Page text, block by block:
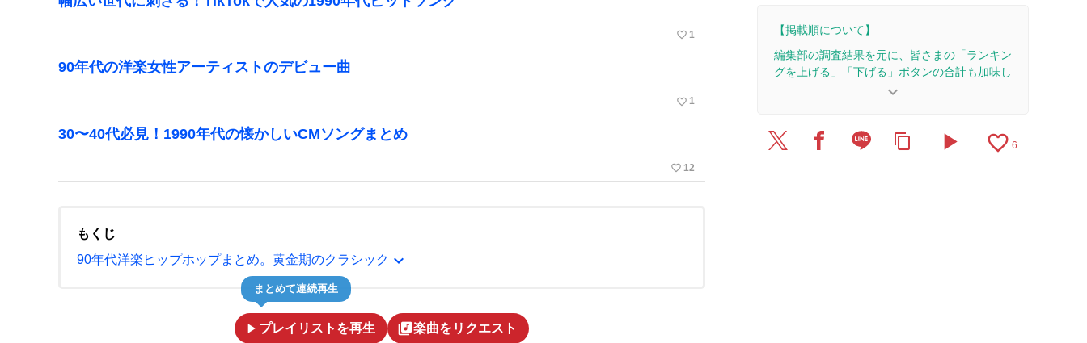
favorite_border 1
90年代の洋楽女性アーティストのデビュー曲
favorite_border 1
30〜40代必見！1990年代の懐かしいCMソングまとめ
favorite_border 12
もくじ
90年代洋楽ヒップホップまとめ。黄金期のクラシック expand_more
play_arrow プレイリストを再生
まとめて連続再生
library_music楽曲をリクエスト
【掲載順について】
編集部の調査結果を元に、皆さまの「ランキン
グを上げる」「下げる」ボタンの合計も加味し
2025/6/20：1本のレビューを追加・更新。
2025/2/22：15本のレビューを追加・更新して、記
keyboard_arrow_down
content_copy play_arrow favorite_border 6